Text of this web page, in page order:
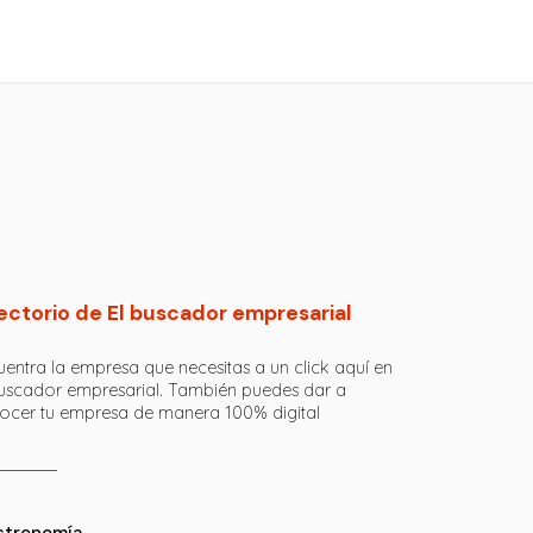
de El buscador empresarial
la empresa que necesitas a un click aquí en
empresarial. También puedes dar a
tu empresa de manera 100% digital